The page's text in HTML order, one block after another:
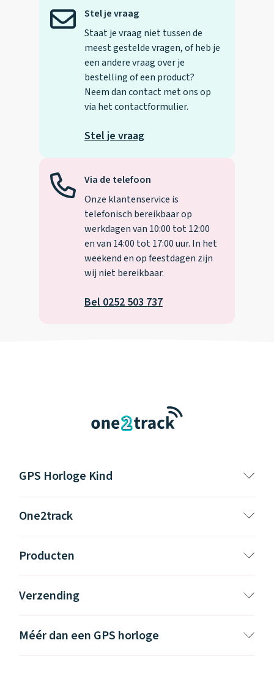
Via de telefoon
Onze klantenservice is
telefonisch bereikbaar op
werkdagen van 10:00 tot 12:00
en van 14:00 tot 17:00 uur. In het
weekend en op feestdagen zijn
wij niet bereikbaar.
Bel 0252 503 737
Stel je vraag
Staat je vraag niet tussen de
meest gestelde vragen, of heb je
een andere vraag over je
bestelling of een product?
Neem dan contact met ons op
via het contactformulier.
Stel je vraag
GPS Horloge Kind
One2track
Producten
Verzending
Méér dan een GPS horloge